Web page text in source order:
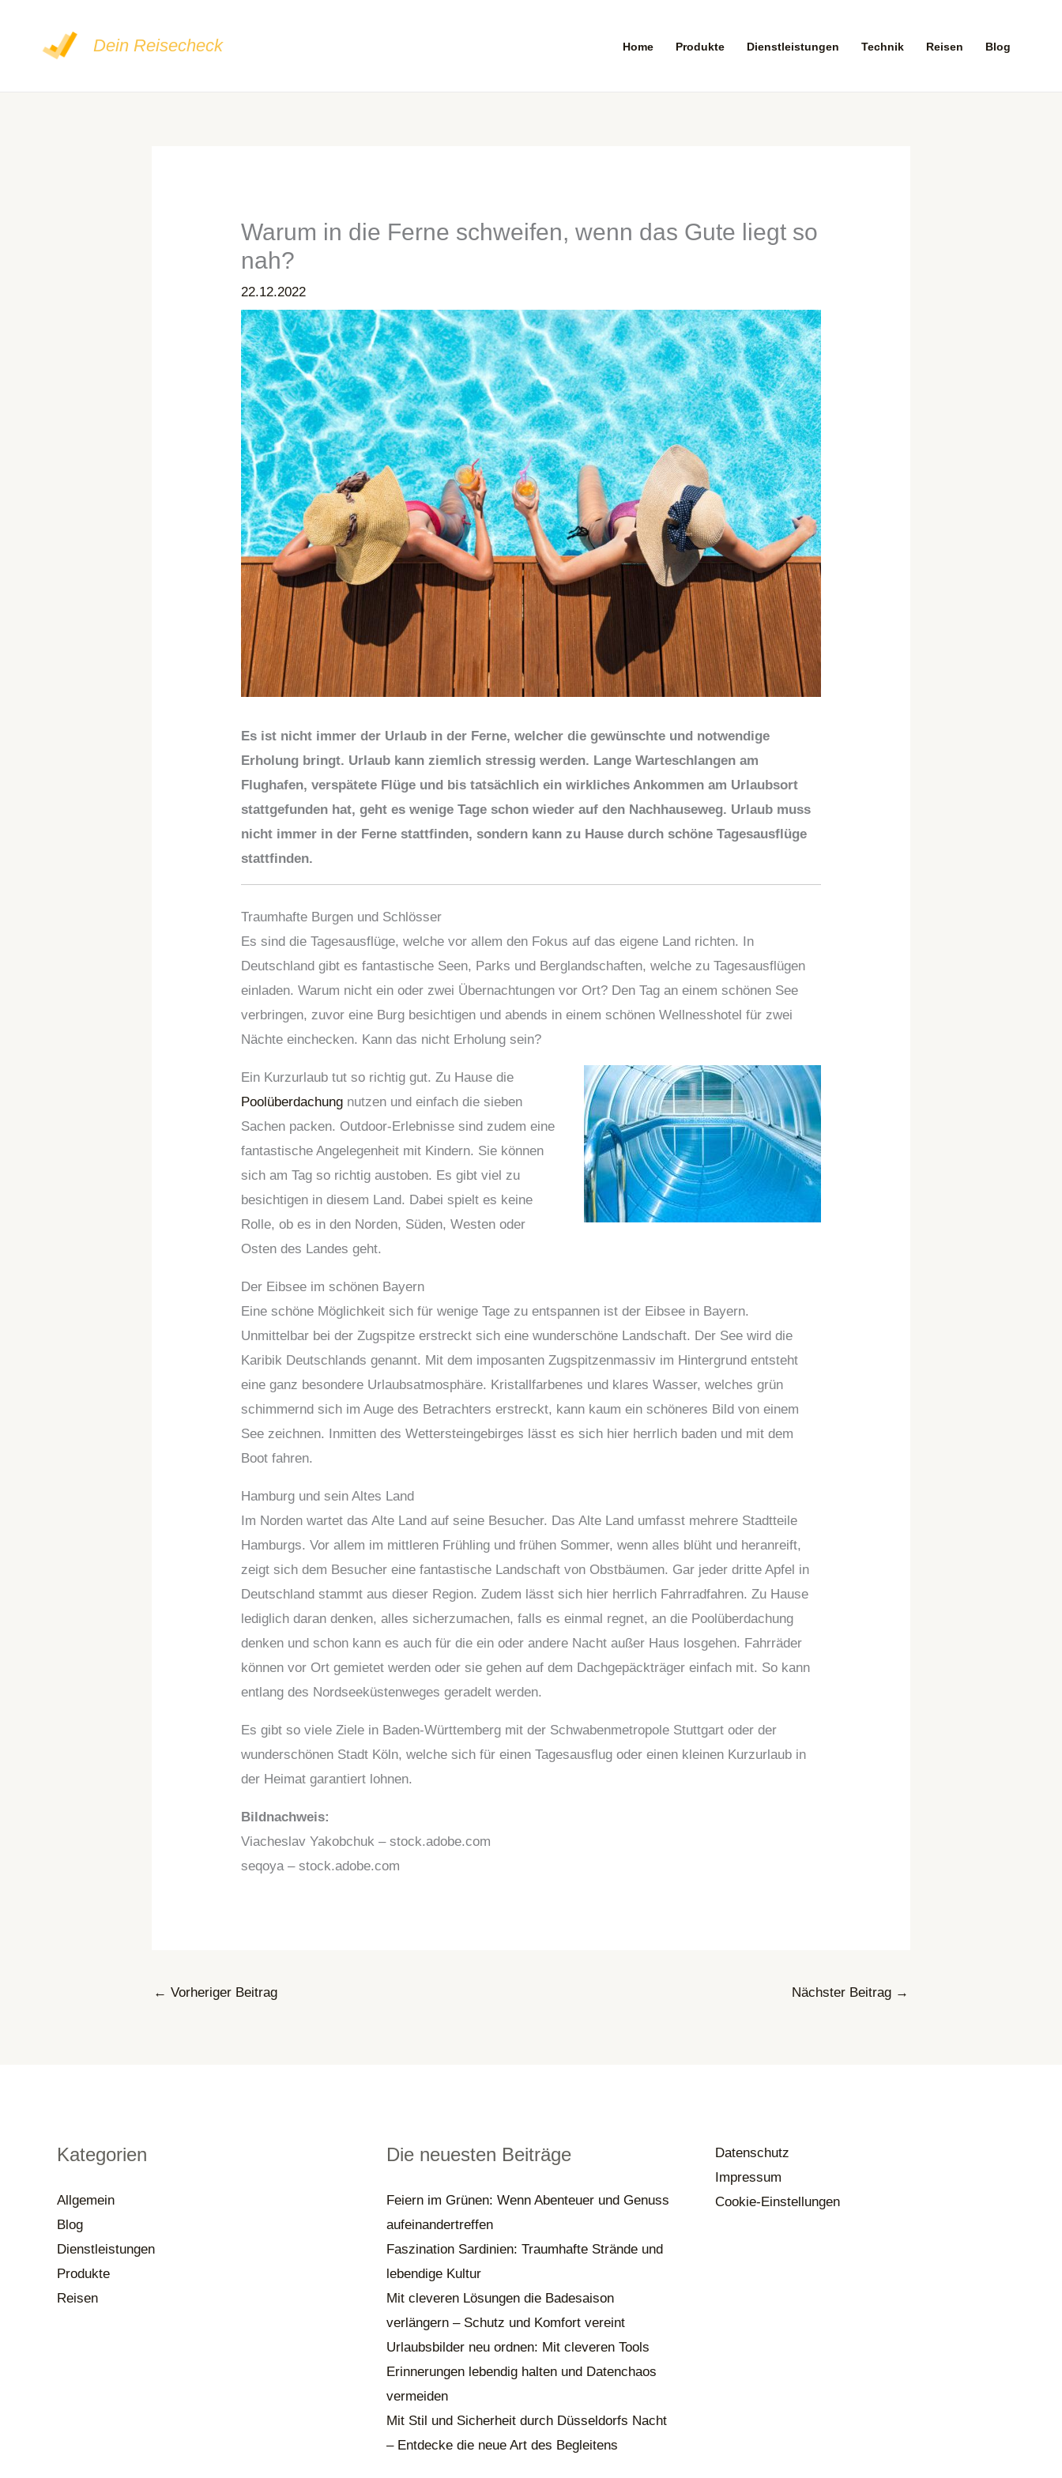
springen
Dein Reisecheck Home Produkte Dienstleistungen Technik Reisen Blog
Warum in die Ferne schweifen, wenn das Gute liegt so
nah?
22.12.2022
Es ist nicht immer der Urlaub in der Ferne, welcher die gewünschte und notwendige
Erholung bringt. Urlaub kann ziemlich stressig werden. Lange Warteschlangen am
Flughafen, verspätete Flüge und bis tatsächlich ein wirkliches Ankommen am Urlaubsort
stattgefunden hat, geht es wenige Tage schon wieder auf den Nachhauseweg. Urlaub muss
nicht immer in der Ferne stattfinden, sondern kann zu Hause durch schöne Tagesausflüge
stattfinden.
Traumhafte Burgen und Schlösser
Es sind die Tagesausflüge, welche vor allem den Fokus auf das eigene Land richten. In
Deutschland gibt es fantastische Seen, Parks und Berglandschaften, welche zu Tagesausflügen
einladen. Warum nicht ein oder zwei Übernachtungen vor Ort? Den Tag an einem schönen See
verbringen, zuvor eine Burg besichtigen und abends in einem schönen Wellnesshotel für zwei
Nächte einchecken. Kann das nicht Erholung sein?
Ein Kurzurlaub tut so richtig gut. Zu Hause die
Poolüberdachung nutzen und einfach die sieben
Sachen packen. Outdoor-Erlebnisse sind zudem eine
fantastische Angelegenheit mit Kindern. Sie können
sich am Tag so richtig austoben. Es gibt viel zu
besichtigen in diesem Land. Dabei spielt es keine
Rolle, ob es in den Norden, Süden, Westen oder
Osten des Landes geht.
Der Eibsee im schönen Bayern
Eine schöne Möglichkeit sich für wenige Tage zu entspannen ist der Eibsee in Bayern.
Unmittelbar bei der Zugspitze erstreckt sich eine wunderschöne Landschaft. Der See wird die
Karibik Deutschlands genannt. Mit dem imposanten Zugspitzenmassiv im Hintergrund entsteht
eine ganz besondere Urlaubsatmosphäre. Kristallfarbenes und klares Wasser, welches grün
schimmernd sich im Auge des Betrachters erstreckt, kann kaum ein schöneres Bild von einem
See zeichnen. Inmitten des Wettersteingebirges lässt es sich hier herrlich baden und mit dem
Boot fahren.
Hamburg und sein Altes Land
Im Norden wartet das Alte Land auf seine Besucher. Das Alte Land umfasst mehrere Stadtteile
Hamburgs. Vor allem im mittleren Frühling und frühen Sommer, wenn alles blüht und heranreift,
zeigt sich dem Besucher eine fantastische Landschaft von Obstbäumen. Gar jeder dritte Apfel in
Deutschland stammt aus dieser Region. Zudem lässt sich hier herrlich Fahrradfahren. Zu Hause
lediglich daran denken, alles sicherzumachen, falls es einmal regnet, an die Poolüberdachung
denken und schon kann es auch für die ein oder andere Nacht außer Haus losgehen. Fahrräder
können vor Ort gemietet werden oder sie gehen auf dem Dachgepäckträger einfach mit. So kann
entlang des Nordseeküstenweges geradelt werden.
Es gibt so viele Ziele in Baden-Württemberg mit der Schwabenmetropole Stuttgart oder der
wunderschönen Stadt Köln, welche sich für einen Tagesausflug oder einen kleinen Kurzurlaub in
der Heimat garantiert lohnen.
Bildnachweis:
Viacheslav Yakobchuk – stock.adobe.com
seqoya – stock.adobe.com
← Vorheriger Beitrag Nächster Beitrag →
Kategorien
Allgemein
Blog
Dienstleistungen
Produkte
Reisen
Die neuesten Beiträge
Feiern im Grünen: Wenn Abenteuer und Genuss
aufeinandertreffen
Faszination Sardinien: Traumhafte Strände und
lebendige Kultur
Mit cleveren Lösungen die Badesaison
verlängern – Schutz und Komfort vereint
Urlaubsbilder neu ordnen: Mit cleveren Tools
Erinnerungen lebendig halten und Datenchaos
vermeiden
Mit Stil und Sicherheit durch Düsseldorfs Nacht
– Entdecke die neue Art des Begleitens
Datenschutz
Impressum
Cookie-Einstellungen